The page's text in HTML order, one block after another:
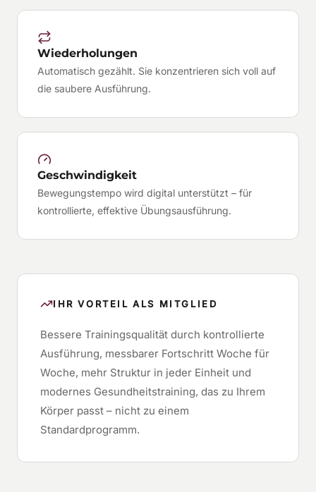
Wiederholungen
Automatisch gezählt. Sie konzentrieren sich voll auf
die saubere Ausführung.
Geschwindigkeit
Bewegungstempo wird digital unterstützt – für
kontrollierte, effektive Übungsausführung.
IHR VORTEIL ALS MITGLIED
Bessere Trainingsqualität durch kontrollierte
Ausführung, messbarer Fortschritt Woche für
Woche, mehr Struktur in jeder Einheit und
modernes Gesundheitstraining, das zu Ihrem
Körper passt – nicht zu einem
Standardprogramm.